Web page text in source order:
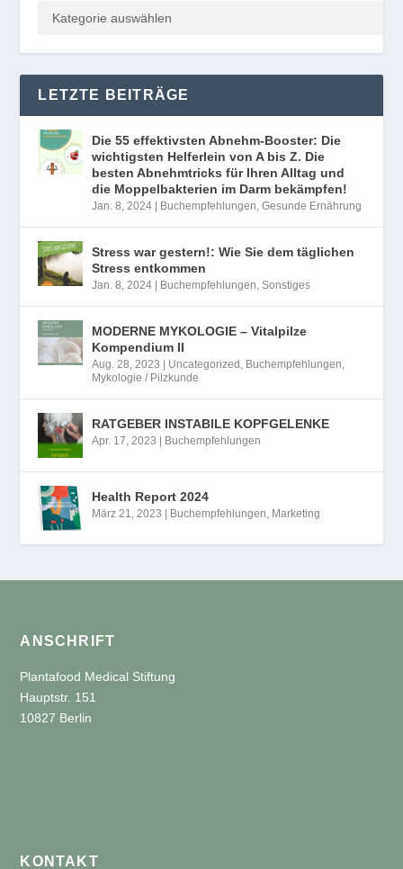
LETZTE BEITRÄGE
Die 55 effektivsten Abnehm-Booster: Die
wichtigsten Helferlein von A bis Z. Die
besten Abnehmtricks für Ihren Alltag und
die Moppelbakterien im Darm bekämpfen!
Jan. 8, 2024 Buchempfehlungen,Gesunde Ernährung
Stress war gestern!: Wie Sie dem täglichen
Stress entkommen
Jan. 8, 2024 Buchempfehlungen,Sonstiges
MODERNE MYKOLOGIE – Vitalpilze
Kompendium II
Aug. 28, 2023 Uncategorized , Buchempfehlungen,
Mykologie / Pilzkunde
RATGEBER INSTABILE KOPFGELENKE
Apr. 17, 2023 Buchempfehlungen
Health Report 2024
März 21, 2023 Buchempfehlungen, Marketing
ANSCHRIFT
Plantafood Medical Stiftung
Hauptstr. 151
10827 Berlin
KONTAKT